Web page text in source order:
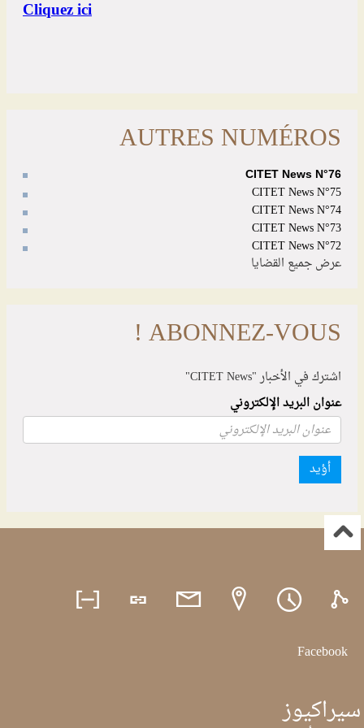
AUTRES NUMÉROS
CITET News N°76
CITET News N°75
CITET News N°74
CITET News N°73
CITET News N°72
عرض جميع القضايا
ABONNEZ-VOUS !
اشترك في الأخبار "CITET News"
عنوان البريد الإلكتروني
أؤيد
Facebook
سيراكيوز